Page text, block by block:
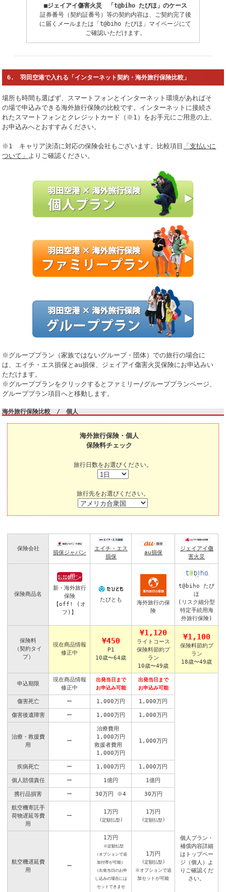
■ジェイアイ傷害火災 「t@biho たびほ」のケース
証券番号（契約証番号）等の契約内容は、ご契約完了後
に届くメールまたは「t@biho たびほ」マイページにて
ご確認いただけます。
6. 羽田空港で入れる「インターネット契約・海外旅行保険比較」
場所も時間も選ばず、スマートフォンとインターネット環境があればそ
の場で申込みできる海外旅行保険の比較です。インターネットに接続さ
れたスマートフォンとクレジットカード（※1）をお手元にご用意の上、
お申込みへとおすすみください。
※1 キャリア決済に対応の保険会社もございます。比較項目
「支払いに
ついて」 よりご確認ください。
※グループプラン（家族ではないグループ・団体）での旅行の場合に
は、エイチ・エス損保とau損保、ジェイアイ傷害火災保険にお申込みい
ただけます。
※グループプランをクリックするとファミリー/グループプランページ、
グループプラン項目へと移動します。
海外旅行保険比較 / 個人
海外旅行保険・個人
保険料チェック
旅行日数をお選びください。
旅行先をお選びください。
保険会社
損保ジャパン
エイチ・エス
損保
au損保
ジェイアイ傷
害火災
保険商品名
新・海外旅行
保険
【off! (オ
フ)】
たびとも
海外旅行の保
険
t@biho たび
ほ
(リスク細分型
特定手続用海
外旅行保険)
保険料
（契約タイ
プ）
現在商品情報
修正中
¥450
P1
10歳〜64歳
¥1,120
ライトコース
保険料節約プ
ラン
10歳〜49歳
¥1,100
保険料節約プ
ラン
18歳〜49歳
申込期限
現在商品情報
修正中
出発当日まで
お申込み可能
出発当日まで
お申込み可能
個人プラン・
補償内容詳細
はトップペー
ジ（個人）よ
りご確認くだ
さい。
傷害死亡 ー 1,000万円 1,000万円
傷害後遺障害 ー 1,000万円 1,000万円
治療・救援費
用
ー
治療費用
1,000万円
救援者費用
1,000万円
1,000万円
疾病死亡 ー 1,000万円 1,000万円
個人賠償責任 ー 1億円 1億円
携行品損害 ー 30万円 ※4 30万円
航空機寄託手
荷物遅延等費
用
ー
1万円
(定額払型)
1万円
(定額払型)
航空機遅延費
用
ー
1万円
※定額払型
（オプションで追
加付帯が可能）
（出発当日のお申
し込みの場合には
セットできませ
1万円
(定額払型)
※オプションで追
加セットが可能